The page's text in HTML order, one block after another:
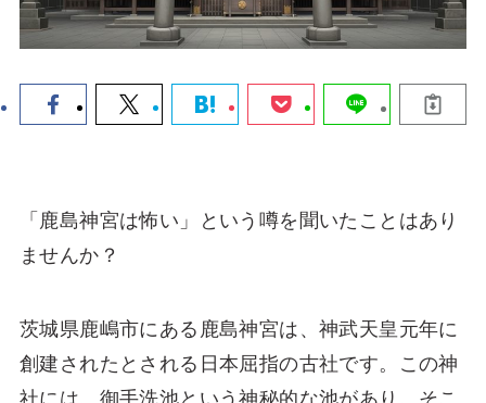
「鹿島神宮は怖い」という噂を聞いたことはあり
ませんか？
茨城県鹿嶋市にある鹿島神宮は、神武天皇元年に
創建されたとされる日本屈指の古社です。この神
社には、御手洗池という神秘的な池があり、そこ